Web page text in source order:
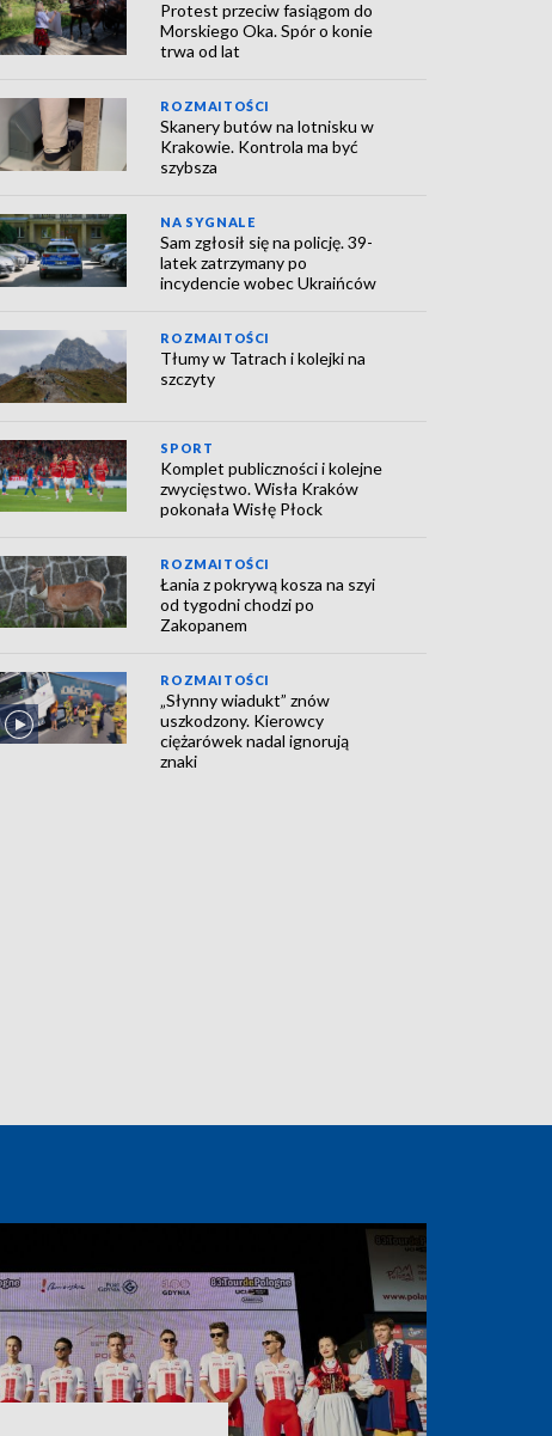
Protest przeciw fasiągom do
Morskiego Oka. Spór o konie
trwa od lat
ROZMAITOŚCI
Skanery butów na lotnisku w
Krakowie. Kontrola ma być
szybsza
NA SYGNALE
Sam zgłosił się na policję. 39-
latek zatrzymany po
incydencie wobec Ukraińców
ROZMAITOŚCI
Tłumy w Tatrach i kolejki na
szczyty
SPORT
Komplet publiczności i kolejne
zwycięstwo. Wisła Kraków
pokonała Wisłę Płock
ROZMAITOŚCI
Łania z pokrywą kosza na szyi
od tygodni chodzi po
Zakopanem
ROZMAITOŚCI
„Słynny wiadukt” znów
uszkodzony. Kierowcy
ciężarówek nadal ignorują
znaki